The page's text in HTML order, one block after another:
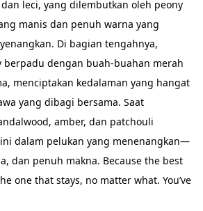
leci, yang dilembutkan oleh peony
manis dan penuh warna yang
Di bagian tengahnya,
berpadu dengan buah-buahan merah
menciptakan kedalaman yang hangat
yang dibagi bersama. Saat
amber, dan patchouli
dalam pelukan yang menenangkan—
dan penuh makna. Because the best
one that stays, no matter what. You’ve